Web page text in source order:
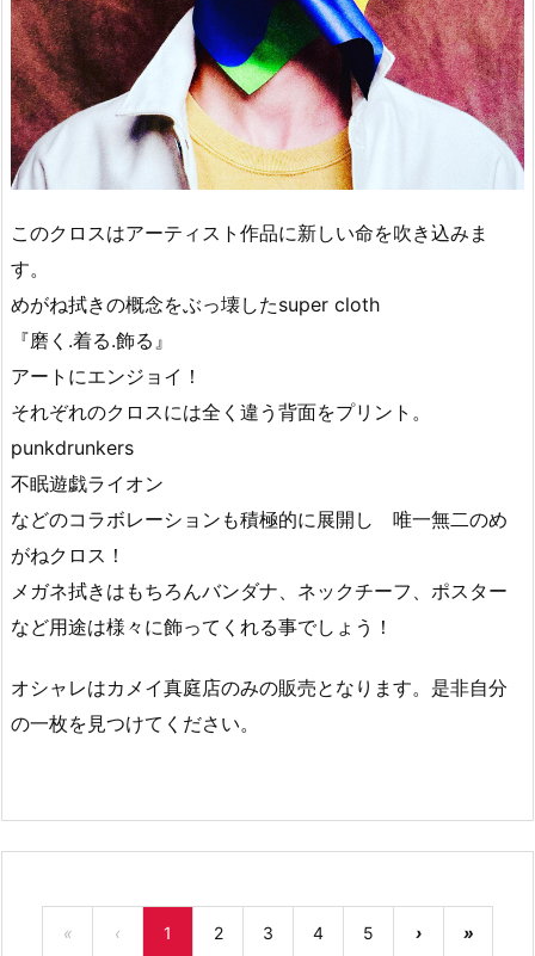
このクロスはアーティスト作品に新しい命を吹き込みま
す。
めがね拭きの概念をぶっ壊したsuper cloth
『磨く.着る.飾る』
アートにエンジョイ！
それぞれのクロスには全く違う背面をプリント。
punkdrunkers
不眠遊戯ライオン
などのコラボレーションも積極的に展開し 唯一無二のめ
がねクロス！
メガネ拭きはもちろんバンダナ、ネックチーフ、ポスター
など用途は様々に飾ってくれる事でしょう！
オシャレはカメイ真庭店のみの販売となります。是非自分
の一枚を見つけてください。
« ‹ 1 2 3 4 5 › »